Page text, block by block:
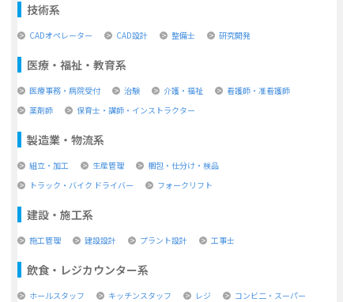
技術系
CADオペレーター CAD設計 整備士 研究開発
医療・福祉・教育系
医療事務・病院受付 治験 介護・福祉
看護師・准看護師
薬剤師
保育士・講師・インストラクター
製造業・物流系
組立・加工 生産管理
梱包・仕分け・検品
トラック・バイク ドライバー
フォークリフト
建設・施工系
施工管理 建設設計 プラント設計 工事士
飲食・レジカウンター系
ホールスタッフ キッチンスタッフ レジ コンビ二・スーパー